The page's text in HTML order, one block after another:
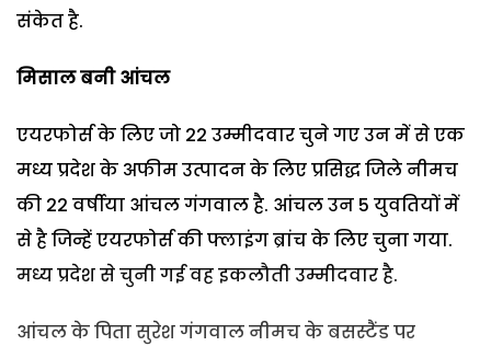
संकेत है.
मिसाल बनी आंचल
एयरफोर्स के लिए जो 22 उम्मीदवार चुने गए उन में से एक
मध्य प्रदेश के अफीम उत्पादन के लिए प्रसिद्ध जिले नीमच
की 22 वर्षीया आंचल गंगवाल है. आंचल उन 5 युवतियों में
से है जिन्हें एयरफोर्स की फ्लाइंग ब्रांच के लिए चुना गया.
मध्य प्रदेश से चुनी गई वह इकलौती उम्मीदवार है.
आंचल के पिता सुरेश गंगवाल नीमच के बसस्टैंड पर